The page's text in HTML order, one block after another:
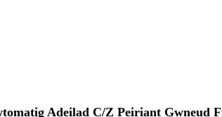
Adeilad C/Z Peiriant Gwneud